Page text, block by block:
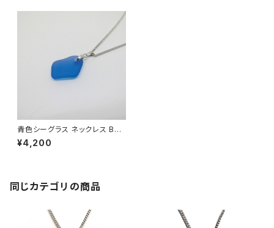
青色シーグラス ネックレス BN-
42
¥4,200
同じカテゴリの商品